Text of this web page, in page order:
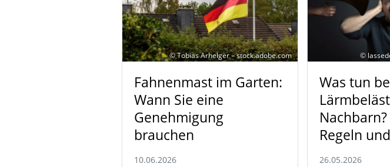
© Tobias Arhelger – stock.adobe.com
Fahnenmast im Garten:
Wann Sie eine
Genehmigung
brauchen
10.06.2026
©
Was tun
Regeln
26.05.2026